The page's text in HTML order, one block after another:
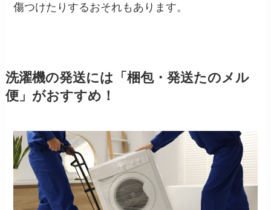
傷つけたりするおそれもあります。
洗濯機の発送には「梱包・発送たのメル
便」がおすすめ！